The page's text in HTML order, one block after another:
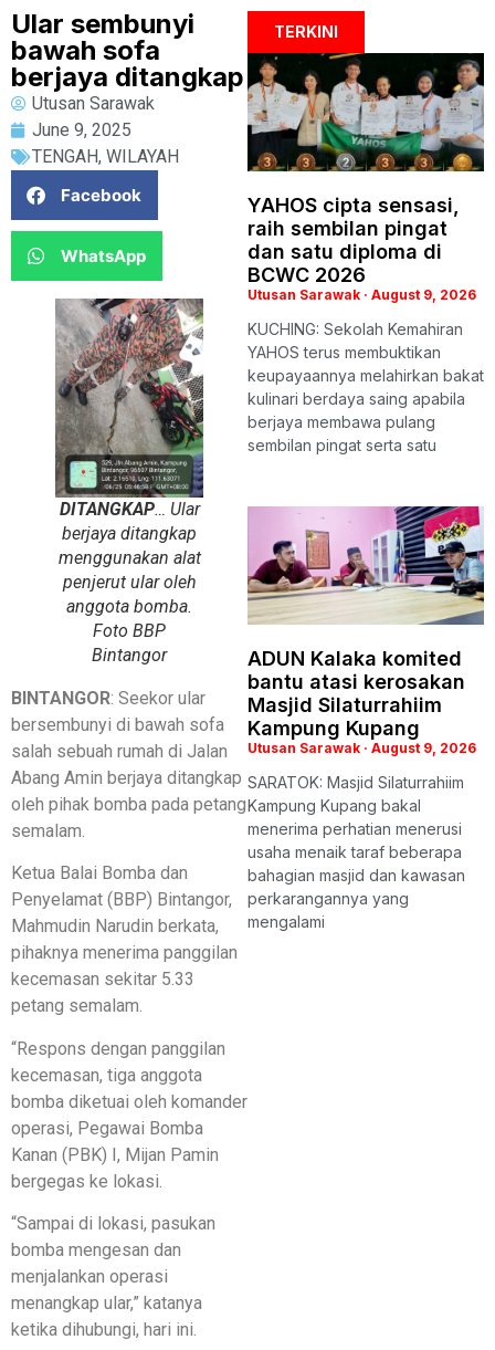
Ular sembunyi
bawah sofa
berjaya ditangkap
Utusan Sarawak
June 9, 2025
TENGAH, WILAYAH
Facebook
WhatsApp
DITANGKAP… Ular
berjaya ditangkap
menggunakan alat
penjerut ular oleh
anggota bomba.
Foto BBP
Bintangor
BINTANGOR: Seekor ular
bersembunyi di bawah sofa
salah sebuah rumah di Jalan
Abang Amin berjaya ditangkap
oleh pihak bomba pada petang
semalam.
Ketua Balai Bomba dan
Penyelamat (BBP) Bintangor,
Mahmudin Narudin berkata,
pihaknya menerima panggilan
kecemasan sekitar 5.33
petang semalam.
“Respons dengan panggilan
kecemasan, tiga anggota
bomba diketuai oleh komander
operasi, Pegawai Bomba
Kanan (PBK) I, Mijan Pamin
bergegas ke lokasi.
“Sampai di lokasi, pasukan
bomba mengesan dan
menjalankan operasi
menangkap ular,” katanya
ketika dihubungi, hari ini.
TERKINI
YAHOS cipta sensasi,
raih sembilan pingat
dan satu diploma di
BCWC 2026
Utusan Sarawak August 9, 2026
KUCHING: Sekolah Kemahiran
YAHOS terus membuktikan
keupayaannya melahirkan bakat
kulinari berdaya saing apabila
berjaya membawa pulang
sembilan pingat serta satu
ADUN Kalaka komited
bantu atasi kerosakan
Masjid Silaturrahiim
Kampung Kupang
Utusan Sarawak August 9, 2026
SARATOK: Masjid Silaturrahiim
Kampung Kupang bakal
menerima perhatian menerusi
usaha menaik taraf beberapa
bahagian masjid dan kawasan
perkarangannya yang
mengalami